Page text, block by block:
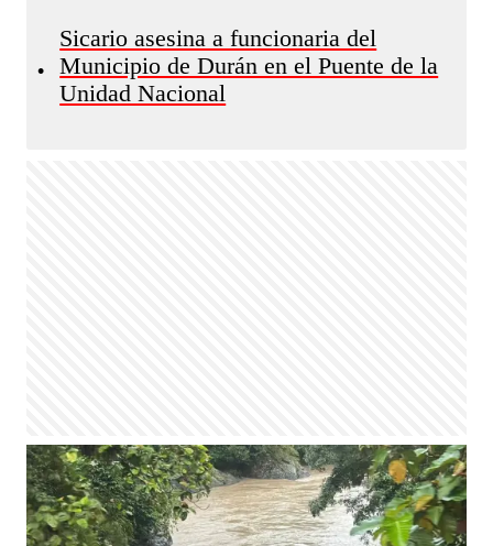
•
Sicario asesina a funcionaria del
Municipio de Durán en el Puente de la
Unidad Nacional